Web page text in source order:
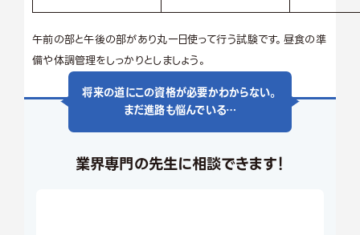
午前の部と午後の部があり丸一日使って行う試験です。昼食の準
備や体調管理をしっかりとしましょう。
将来の道にこの資格が必要かわからない。
まだ進路も悩んでいる…
業界専門の先生に相談できます！